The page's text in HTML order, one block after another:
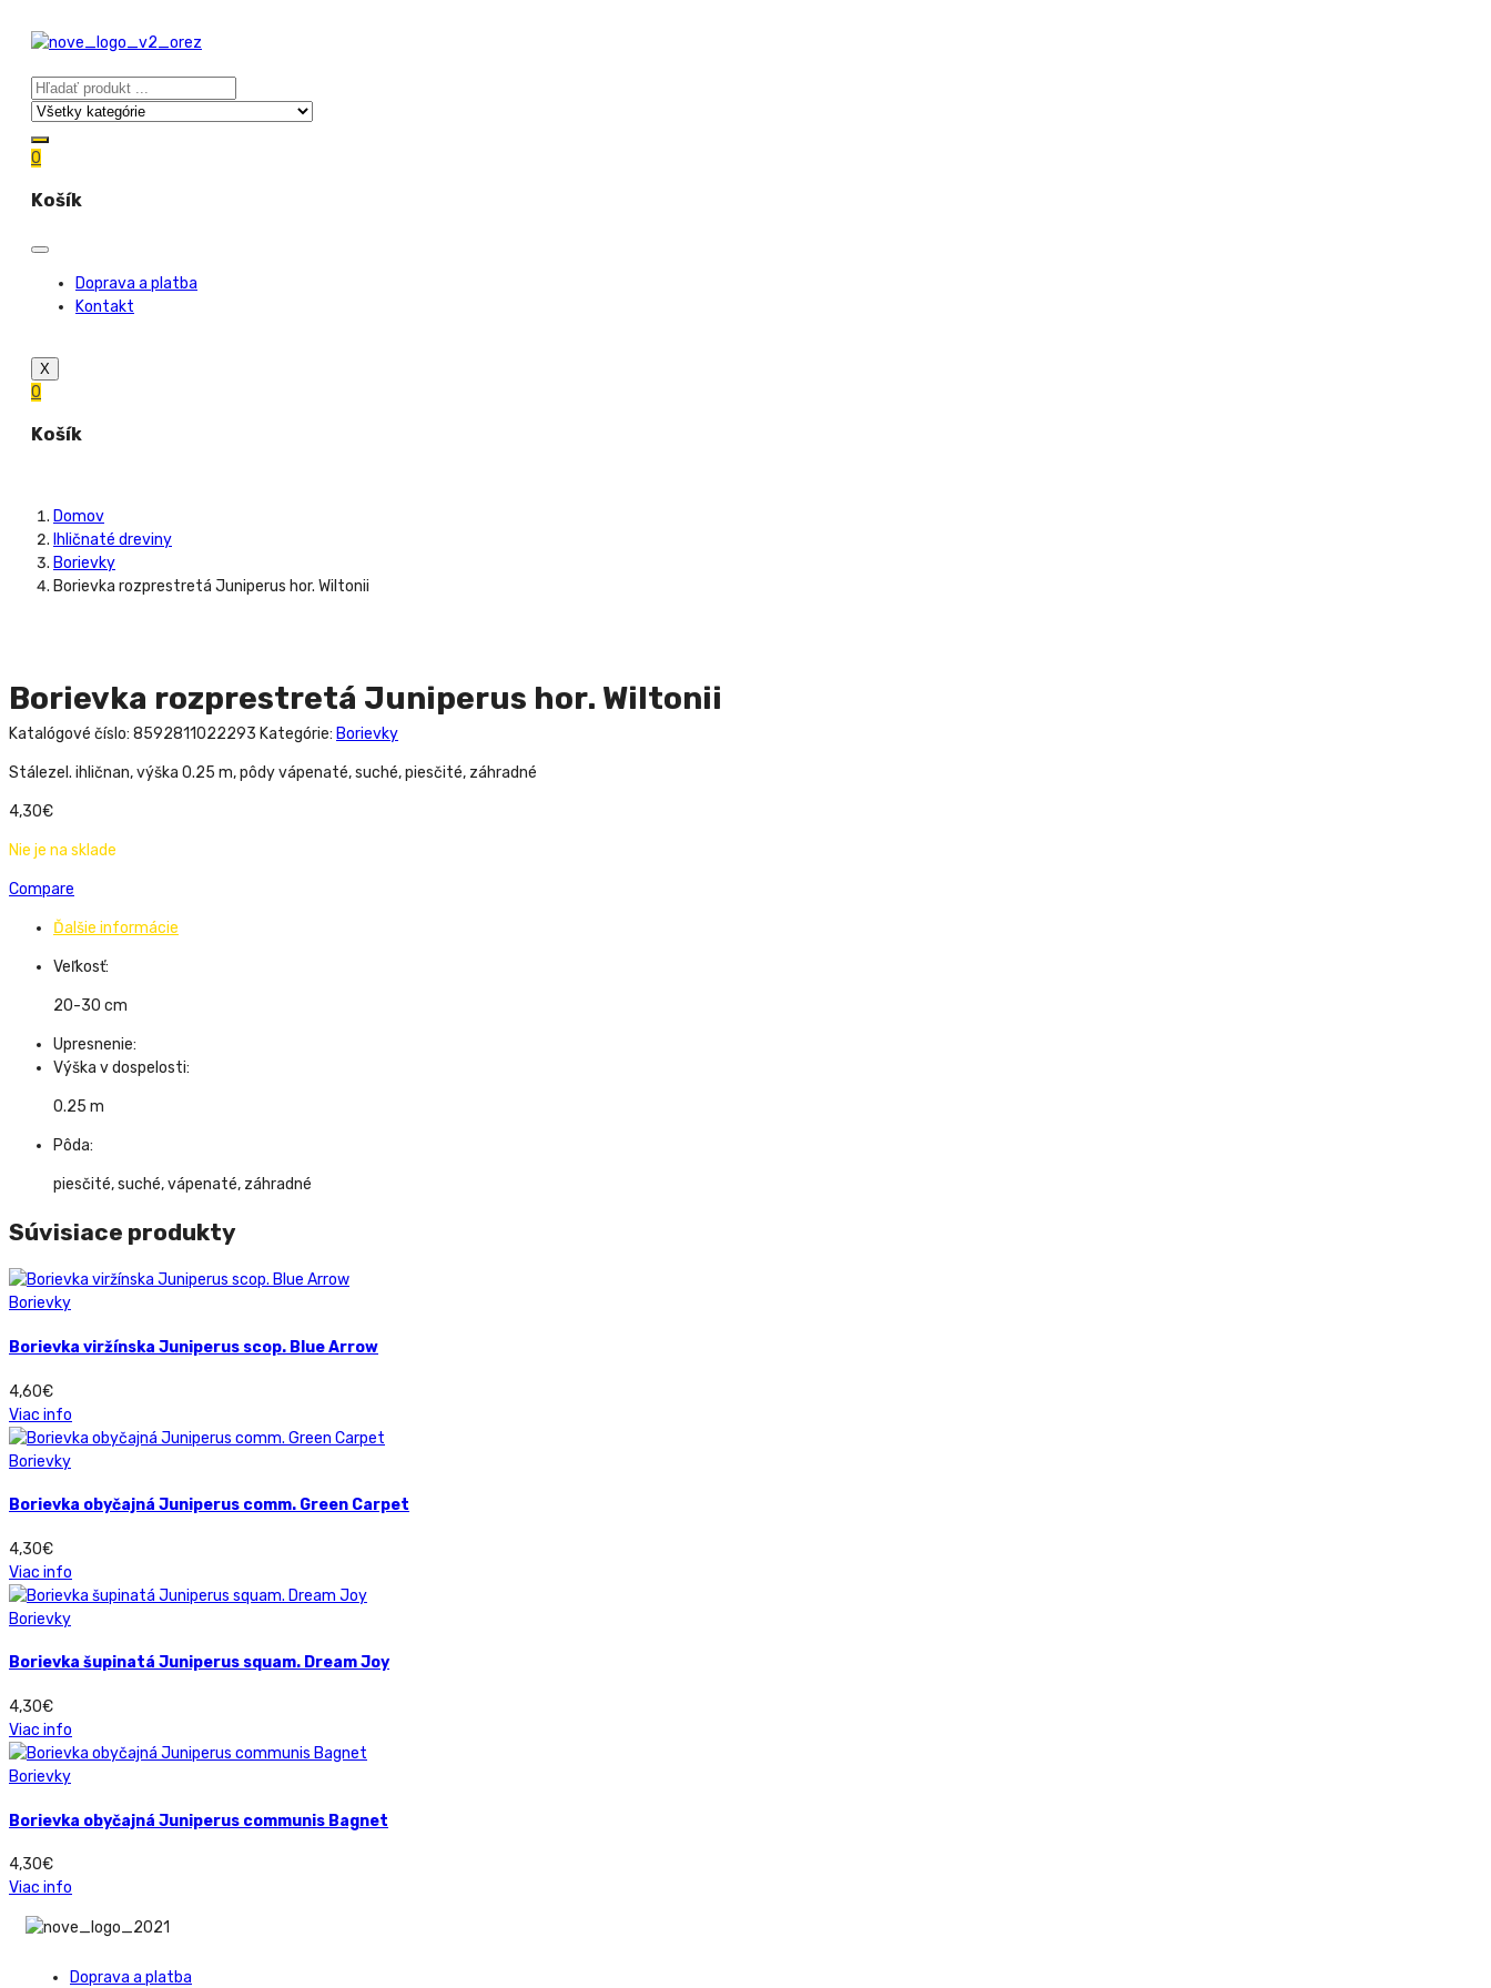
0
Košík
Doprava a platba
Kontakt
X
0
Košík
Domov
Ihličnaté dreviny
Borievky
Borievka rozprestretá Juniperus hor. Wiltonii
Borievka rozprestretá Juniperus hor. Wiltonii
Katalógové číslo: 8592811022293 Kategórie: Borievky
Stálezel. ihličnan, výška 0.25 m, pôdy vápenaté, suché, piesčité, záhradné
4,30€
Nie je na sklade
Compare
Ďalšie informácie
Veľkosť:
20-30 cm
Upresnenie:
Výška v dospelosti:
0.25 m
Pôda:
piesčité, suché, vápenaté, záhradné
Súvisiace produkty
Borievky
Borievka viržínska Juniperus scop. Blue Arrow
4,60€
Viac info
Borievky
Borievka obyčajná Juniperus comm. Green Carpet
4,30€
Viac info
Borievky
Borievka šupinatá Juniperus squam. Dream Joy
4,30€
Viac info
Borievky
Borievka obyčajná Juniperus communis Bagnet
4,30€
Viac info
Doprava a platba